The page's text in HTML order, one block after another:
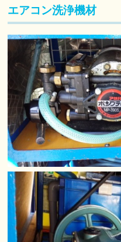
エアコン洗浄機材